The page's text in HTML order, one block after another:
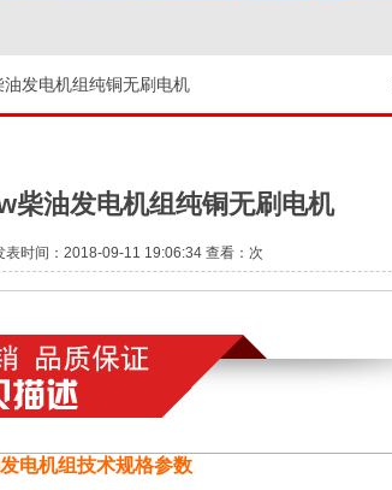
发电机组纯铜无刷电机
柴油发电机组纯铜无刷电机
时间：2018-09-11 19:06:34 查看： 次
电机组技术规格参数